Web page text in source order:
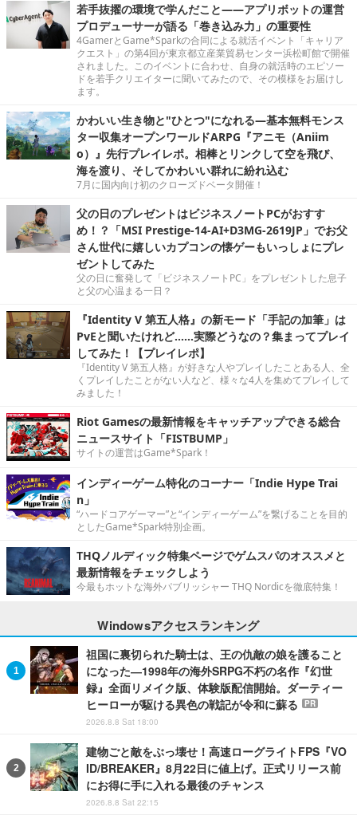
若手抜擢の環境で学んだこと――アプリボットの運営
プロデューサーが語る「巻き込み力」の重要性
4GamerとGame*Sparkの合同による就活イベント「キャリア
クエスト」の第4回が東京都立産業貿易センター浜松町館で開催
されました。このイベントに合わせ、自身の就活時のエピソー
ドを若手クリエイターに聞いてみたので、その模様をお届けし
ます。
かわいい生き物と"ひとつ"になれる―基本無料モンス
ター収集オープンワールドARPG『アニモ（Aniim
o）』先行プレイレポ。相棒とリンクして空を飛び、
海を渡り、そしてかわいい群れに紛れ込む
7月に国内向け初のクローズドベータ開催！
父の日のプレゼントはビジネスノートPCがおすす
め！？「MSI Prestige-14-AI+D3MG-2619JP」でお父
さん世代に嬉しいカプコンの懐ゲーもいっしょにプレ
ゼントしてみた
父の日に奮発して「ビジネスノートPC」をプレゼントした息子
と父の心温まる一日？
『Identity V 第五人格』の新モード「手記の加筆」は
PvEと聞いたけれど……実際どうなの？集まってプレイ
してみた！【プレイレポ】
『Identity V 第五人格』が好きな人やプレイしたことある人、全
くプレイしたことがない人など、様々な4人を集めてプレイして
みました！
Riot Gamesの最新情報をキャッチアップできる総合
ニュースサイト「FISTBUMP」
サイトの運営はGame*Spark！
インディーゲーム特化のコーナー「Indie Hype Trai
n」
“ハードコアゲーマー”と“インディーゲーム”を繋げることを目的
としたGame*Spark特別企画。
THQノルディック特集ページでゲムスパのオススメと
最新情報をチェックしよう
今最もホットな海外パブリッシャー THQ Nordicを徹底特集！
Windowsアクセスランキング
祖国に裏切られた騎士は、王の仇敵の娘を護ること
になった―1998年の海外SRPG不朽の名作『幻世
録』全面リメイク版、体験版配信開始。ダーティー
ヒーローが駆ける異色の戦記が令和に蘇る
PR
2026.8.8 Sat 18:00
建物ごと敵をぶっ壊せ！高速ローグライトFPS『VO
ID/BREAKER』8月22日に値上げ。正式リリース前
にお得に手に入れる最後のチャンス
2026.8.8 Sat 22:15